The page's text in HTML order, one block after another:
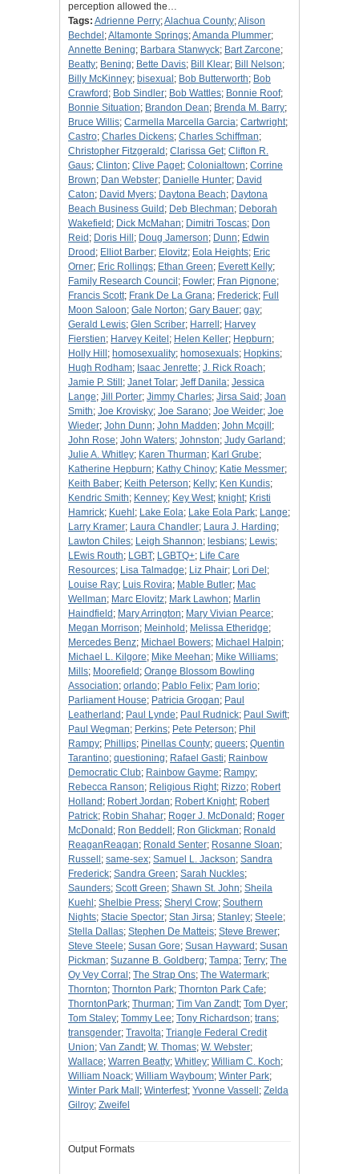
perception allowed the…
Tags: Adrienne Perry;Alachua County;Alison
Bechdel ;Altamonte Springs;Amanda Plummer;
Annette Bening; Barbara Stanwyck; Bart Zarcone;
Beatty; Bening; Bette Davis; Bill Klear; Bill Nelson;
Billy McKinney; bisexual ; Bob Butterworth; Bob
Crawford ; Bob Sindler; Bob Wattles; Bonnie Roof;
Bonnie Situation; Brandon Dean; Brenda M. Barry;
Bruce Willis; Carmella Marcella Garcia; Cartwright;
Castro; Charles Dickens; Charles Schiffman;
Christopher Fitzgerald ; Clarissa Get; Clifton R.
Gaus; Clinton; Clive Paget; Colonialtown; Corrine
Brown; Dan Webster; Danielle Hunter; David
Caton; David Myers; Daytona Beach; Daytona
Beach Business Guild ; Deb Blechman; Deborah
Wakefield ; Dick McMahan; Dimitri Toscas; Don
Reid ; Doris Hill ; Doug Jamerson; Dunn; Edwin
Drood ; Elliot Barber; Elovitz; Eola Heights; Eric
Orner; Eric Rollings; Ethan Green; Everett Kelly;
Family Research Council ; Fowler; Fran Pignone;
Francis Scott; Frank De La Grana; Frederick; Full
Moon Saloon; Gale Norton; Gary Bauer; gay;
Gerald Lewis; Glen Scriber; Harrell ; Harvey
Fierstien; Harvey Keitel ; Helen Keller; Hepburn;
Holly Hill ; homosexuality; homosexuals; Hopkins;
Hugh Rodham; Isaac Jenrette; J. Rick Roach;
Jamie P. Still ; Janet Tolar; Jeff Danila; Jessica
Lange; Jill Porter; Jimmy Charles; Jirsa Said ; Joan
Smith; Joe Krovisky; Joe Sarano; Joe Weider; Joe
Wieder; John Dunn; John Madden; John Mcgill ;
John Rose; John Waters; Johnston; Judy Garland ;
Julie A. Whitley; Karen Thurman; Karl Grube;
Katherine Hepburn; Kathy Chinoy; Katie Messmer;
Keith Baber; Keith Peterson; Kelly; Ken Kundis;
Kendric Smith; Kenney; Key West; knight; Kristi
Hamrick; Kuehl ; Lake Eola; Lake Eola Park; Lange;
Larry Kramer; Laura Chandler; Laura J. Harding;
Lawton Chiles; Leigh Shannon; lesbians; Lewis;
LEwis Routh; LGBT; LGBTQ+; Life Care
Resources; Lisa Talmadge; Liz Phair; Lori Del ;
Louise Ray; Luis Rovira; Mable Butler; Mac
Wellman; Marc Elovitz; Mark Lawhon; Marlin
Haindfield ; Mary Arrington; Mary Vivian Pearce;
Megan Morrison; Meinhold ; Melissa Etheridge;
Mercedes Benz; Michael Bowers; Michael Halpin;
Michael L. Kilgore; Mike Meehan; Mike Williams;
Mills; Moorefield ; Orange Blossom Bowling
Association; orlando; Pablo Felix; Pam Iorio;
Parliament House; Patricia Grogan; Paul
Leatherland ; Paul Lynde; Paul Rudnick; Paul Swift;
Paul Wegman; Perkins; Pete Peterson; Phil
Rampy; Phillips; Pinellas County; queers; Quentin
Tarantino; questioning; Rafael Gasti; Rainbow
Democratic Club; Rainbow Gayme; Rampy;
Rebecca Ranson; Religious Right; Rizzo; Robert
Holland ; Robert Jordan; Robert Knight; Robert
Patrick; Robin Shahar; Roger J. McDonald ; Roger
McDonald ; Ron Beddell ; Ron Glickman; Ronald
ReaganReagan; Ronald Senter; Rosanne Sloan;
Russell ; same-sex; Samuel L. Jackson; Sandra
Frederick; Sandra Green; Sarah Nuckles;
Saunders; Scott Green; Shawn St. John; Sheila
Kuehl ; Shelbie Press; Sheryl Crow; Southern
Nights; Stacie Spector; Stan Jirsa; Stanley; Steele;
Stella Dallas; Stephen De Matteis; Steve Brewer;
Steve Steele; Susan Gore; Susan Hayward ; Susan
Pickman; Suzanne B. Goldberg; Tampa; Terry; The
Oy Vey Corral ; The Strap Ons; The Watermark;
Thornton; Thornton Park; Thornton Park Cafe;
ThorntonPark; Thurman; Tim Van Zandt; Tom Dyer;
Tom Staley; Tommy Lee; Tony Richardson; trans;
transgender; Travolta; Triangle Federal Credit
Union; Van Zandt; W. Thomas; W. Webster;
Wallace; Warren Beatty; Whitley; William C. Koch;
William Noack; William Wayboum; Winter Park;
Winter Park Mall ; Winterfest; Yvonne Vassell ; Zelda
Gilroy; Zweifel
Output Formats